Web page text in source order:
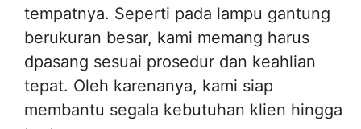
tempatnya. Seperti pada lampu gantung
berukuran besar, kami memang harus
dpasang sesuai prosedur dan keahlian
tepat. Oleh karenanya, kami siap
membantu segala kebutuhan klien hingga